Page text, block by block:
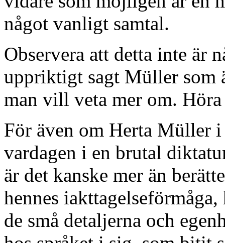
något vanligt samtal.
Observera att detta inte är
uppriktigt sagt Müller som
man vill veta mer om. Höra
För även om Herta Müller
vardagen i en brutal
är det kanske mer än
hennes
de små detaljerna och